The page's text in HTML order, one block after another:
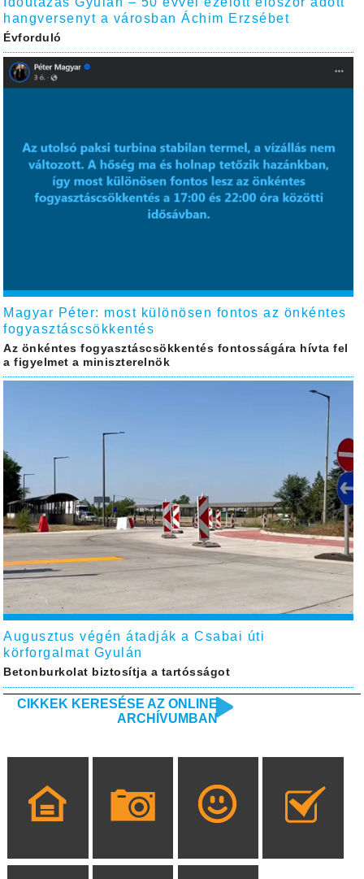
hangversenyt a városban Áchim Erzsébet
Évforduló
Magyar Péter: most különösen fontos az önkéntes
fogyasztáscsökkentés
Az önkéntes fogyasztáscsökkentés fontosságára hívta fel
a figyelmet a miniszterelnök
Augusztus végén átadják a Csabai úti
körforgalmat Gyulán
Betonburkolat biztosítja a tartósságot
CIKKEK KERESÉSE AZ ONLINE
ARCHÍVUMBAN